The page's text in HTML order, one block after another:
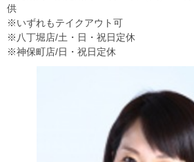
供
※いずれもテイクアウト可
※八丁堀店/土・日・祝日定休
※神保町店/日・祝日定休